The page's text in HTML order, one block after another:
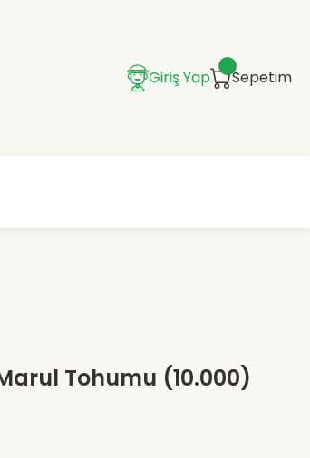
Giriş Yap Sepetim
Tohumu (10.000)